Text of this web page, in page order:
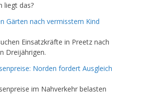
liegt das?
Gärten nach vermisstem Kind
Einsatzkräfte in Preetz nach
Dreijährigen.
Norden fordert Ausgleich
im Nahverkehr belasten